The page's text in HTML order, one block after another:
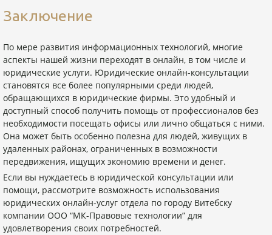
Заключение
По мере развития информационных технологий, многие
аспекты нашей жизни переходят в онлайн, в том числе и
юридические услуги. Юридические онлайн-консультации
становятся все более популярными среди людей,
обращающихся в юридические фирмы. Это удобный и
доступный способ получить помощь от профессионалов без
необходимости посещать офисы или лично общаться с ними.
Она может быть особенно полезна для людей, живущих в
удаленных районах, ограниченных в возможности
передвижения, ищущих экономию времени и денег.
Если вы нуждаетесь в юридической консультации или
помощи, рассмотрите возможность использования
юридических онлайн-услуг отдела по городу Витебску
компании ООО “МК-Правовые технологии” для
удовлетворения своих потребностей.